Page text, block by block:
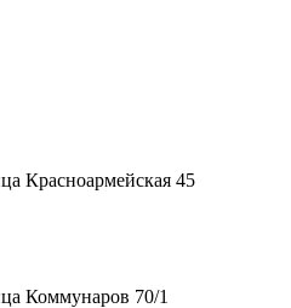
Красноармейская 45
Коммунаров 70/1